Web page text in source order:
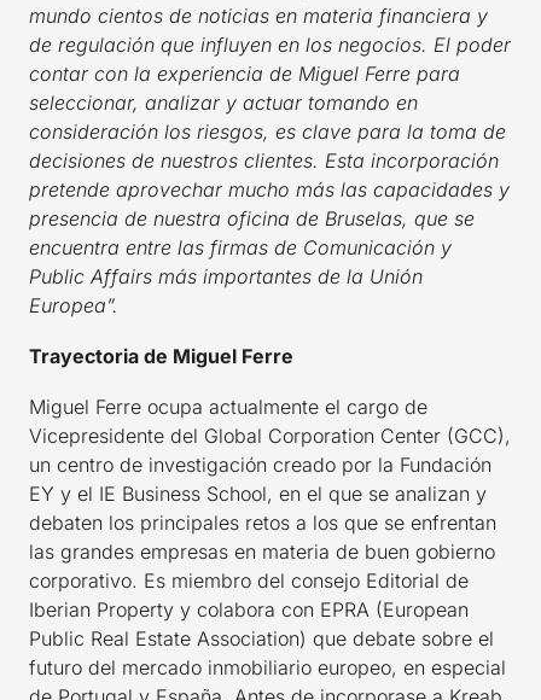
mundo cientos de noticias en materia financiera y
de regulación que influyen en los negocios. El poder
contar con la experiencia de Miguel Ferre para
seleccionar, analizar y actuar tomando en
consideración los riesgos, es clave para la toma de
decisiones de nuestros clientes. Esta incorporación
pretende aprovechar mucho más las capacidades y
presencia de nuestra oficina de Bruselas, que se
encuentra entre las firmas de Comunicación y
Public Affairs más importantes de la Unión
Europea”.
Trayectoria de Miguel Ferre
Miguel Ferre ocupa actualmente el cargo de
Vicepresidente del Global Corporation Center (GCC),
un centro de investigación creado por la Fundación
EY y el IE Business School, en el que se analizan y
debaten los principales retos a los que se enfrentan
las grandes empresas en materia de buen gobierno
corporativo. Es miembro del consejo Editorial de
Iberian Property y colabora con EPRA (European
Public Real Estate Association) que debate sobre el
futuro del mercado inmobiliario europeo, en especial